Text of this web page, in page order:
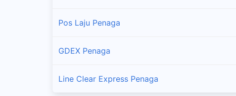
Pos Laju Penaga
GDEX Penaga
Line Clear Express Penaga